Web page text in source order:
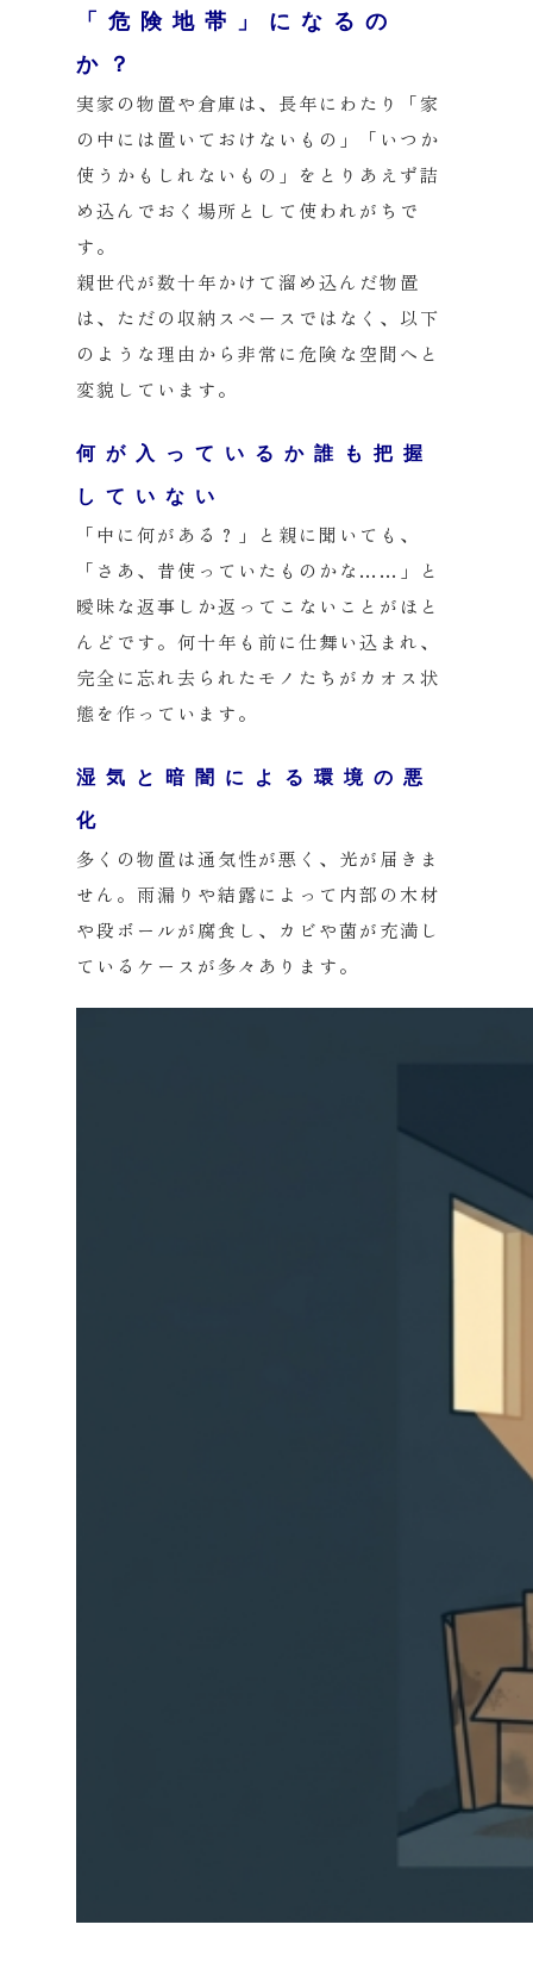
「危険地帯」になるの
か？
実家の物置や倉庫は、長年にわたり「家
の中には置いておけないもの」「いつか
使うかもしれないもの」をとりあえず詰
め込んでおく場所として使われがちで
す。
親世代が数十年かけて溜め込んだ物置
は、ただの収納スペースではなく、以下
のような理由から非常に危険な空間へと
変貌しています。
何が入っているか誰も把握
していない
「中に何がある？」と親に聞いても、
「さあ、昔使っていたものかな……」と
曖昧な返事しか返ってこないことがほと
んどです。何十年も前に仕舞い込まれ、
完全に忘れ去られたモノたちがカオス状
態を作っています。
湿気と暗闇による環境の悪
化
多くの物置は通気性が悪く、光が届きま
せん。雨漏りや結露によって内部の木材
や段ボールが腐食し、カビや菌が充満し
ているケースが多々あります。